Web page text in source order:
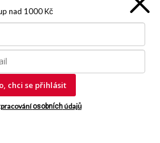
GDPRMapa stránek
nad 1000 Kč
chci se přihlásit
osobníchúdajů